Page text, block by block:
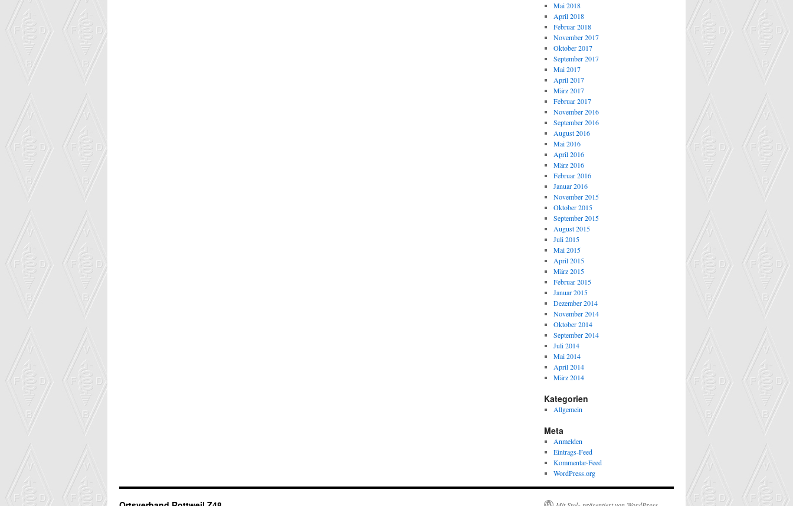
Mai 2018
April 2018
Februar 2018
November 2017
Oktober 2017
September 2017
Mai 2017
April 2017
März 2017
Februar 2017
November 2016
September 2016
August 2016
Mai 2016
April 2016
März 2016
Februar 2016
Januar 2016
November 2015
Oktober 2015
September 2015
August 2015
Juli 2015
Mai 2015
April 2015
März 2015
Februar 2015
Januar 2015
Dezember 2014
November 2014
Oktober 2014
September 2014
Juli 2014
Mai 2014
April 2014
März 2014
Kategorien
Allgemein
Meta
Anmelden
Eintrags-Feed
Kommentar-Feed
WordPress.org